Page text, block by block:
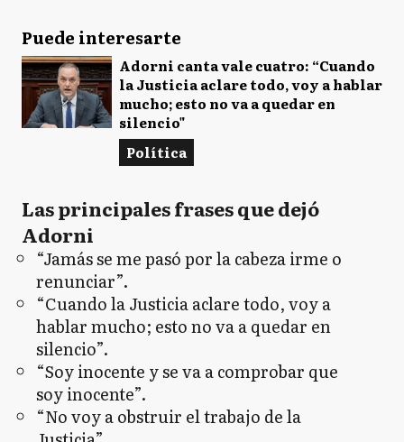
Puede interesarte
Adorni canta vale cuatro: “Cuando
la Justicia aclare todo, voy a hablar
mucho; esto no va a quedar en
silencio"
Política
Las principales frases que dejó
Adorni
“Jamás se me pasó por la cabeza irme o
renunciar”.
“Cuando la Justicia aclare todo, voy a
hablar mucho; esto no va a quedar en
silencio”.
“Soy inocente y se va a comprobar que
soy inocente”.
“No voy a obstruir el trabajo de la